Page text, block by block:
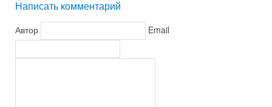
Написать комментарий
Автор Email